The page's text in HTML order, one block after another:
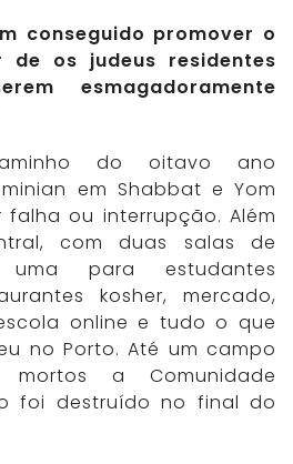
conseguido promover o
de os judeus residentes
esmagadoramente
do oitavo ano
em Shabbat e Yom
falha ou interrupção. Além
com duas salas de
para estudantes
kosher, mercado,
online e tudo o que
no Porto. Até um campo
a Comunidade
foi destruído no final do